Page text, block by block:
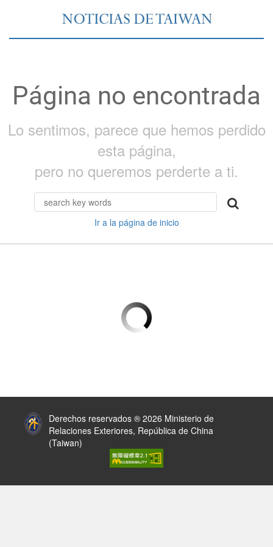
Página no encontrada
Lo sentimos, parece que hemos perdido
esta página,
pero no queremos perderte a ti.
Ir a la página de inicio
Derechos reservados ® 2026 Ministerio de
Relaciones Exteriores, República de China
(Taiwan)